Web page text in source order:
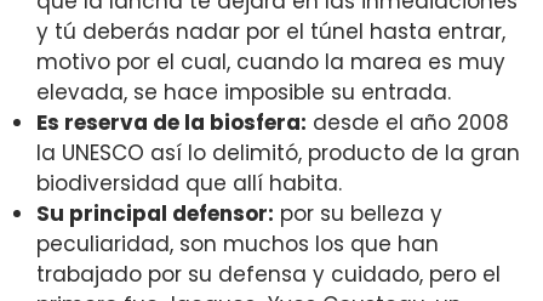
y tú deberás nadar por el túnel hasta entrar,
motivo por el cual, cuando la marea es muy
elevada, se hace imposible su entrada.
Es reserva de la biosfera: desde el año 2008
la UNESCO así lo delimitó, producto de la gran
biodiversidad que allí habita.
Su principal defensor: por su belleza y
peculiaridad, son muchos los que han
trabajado por su defensa y cuidado, pero el